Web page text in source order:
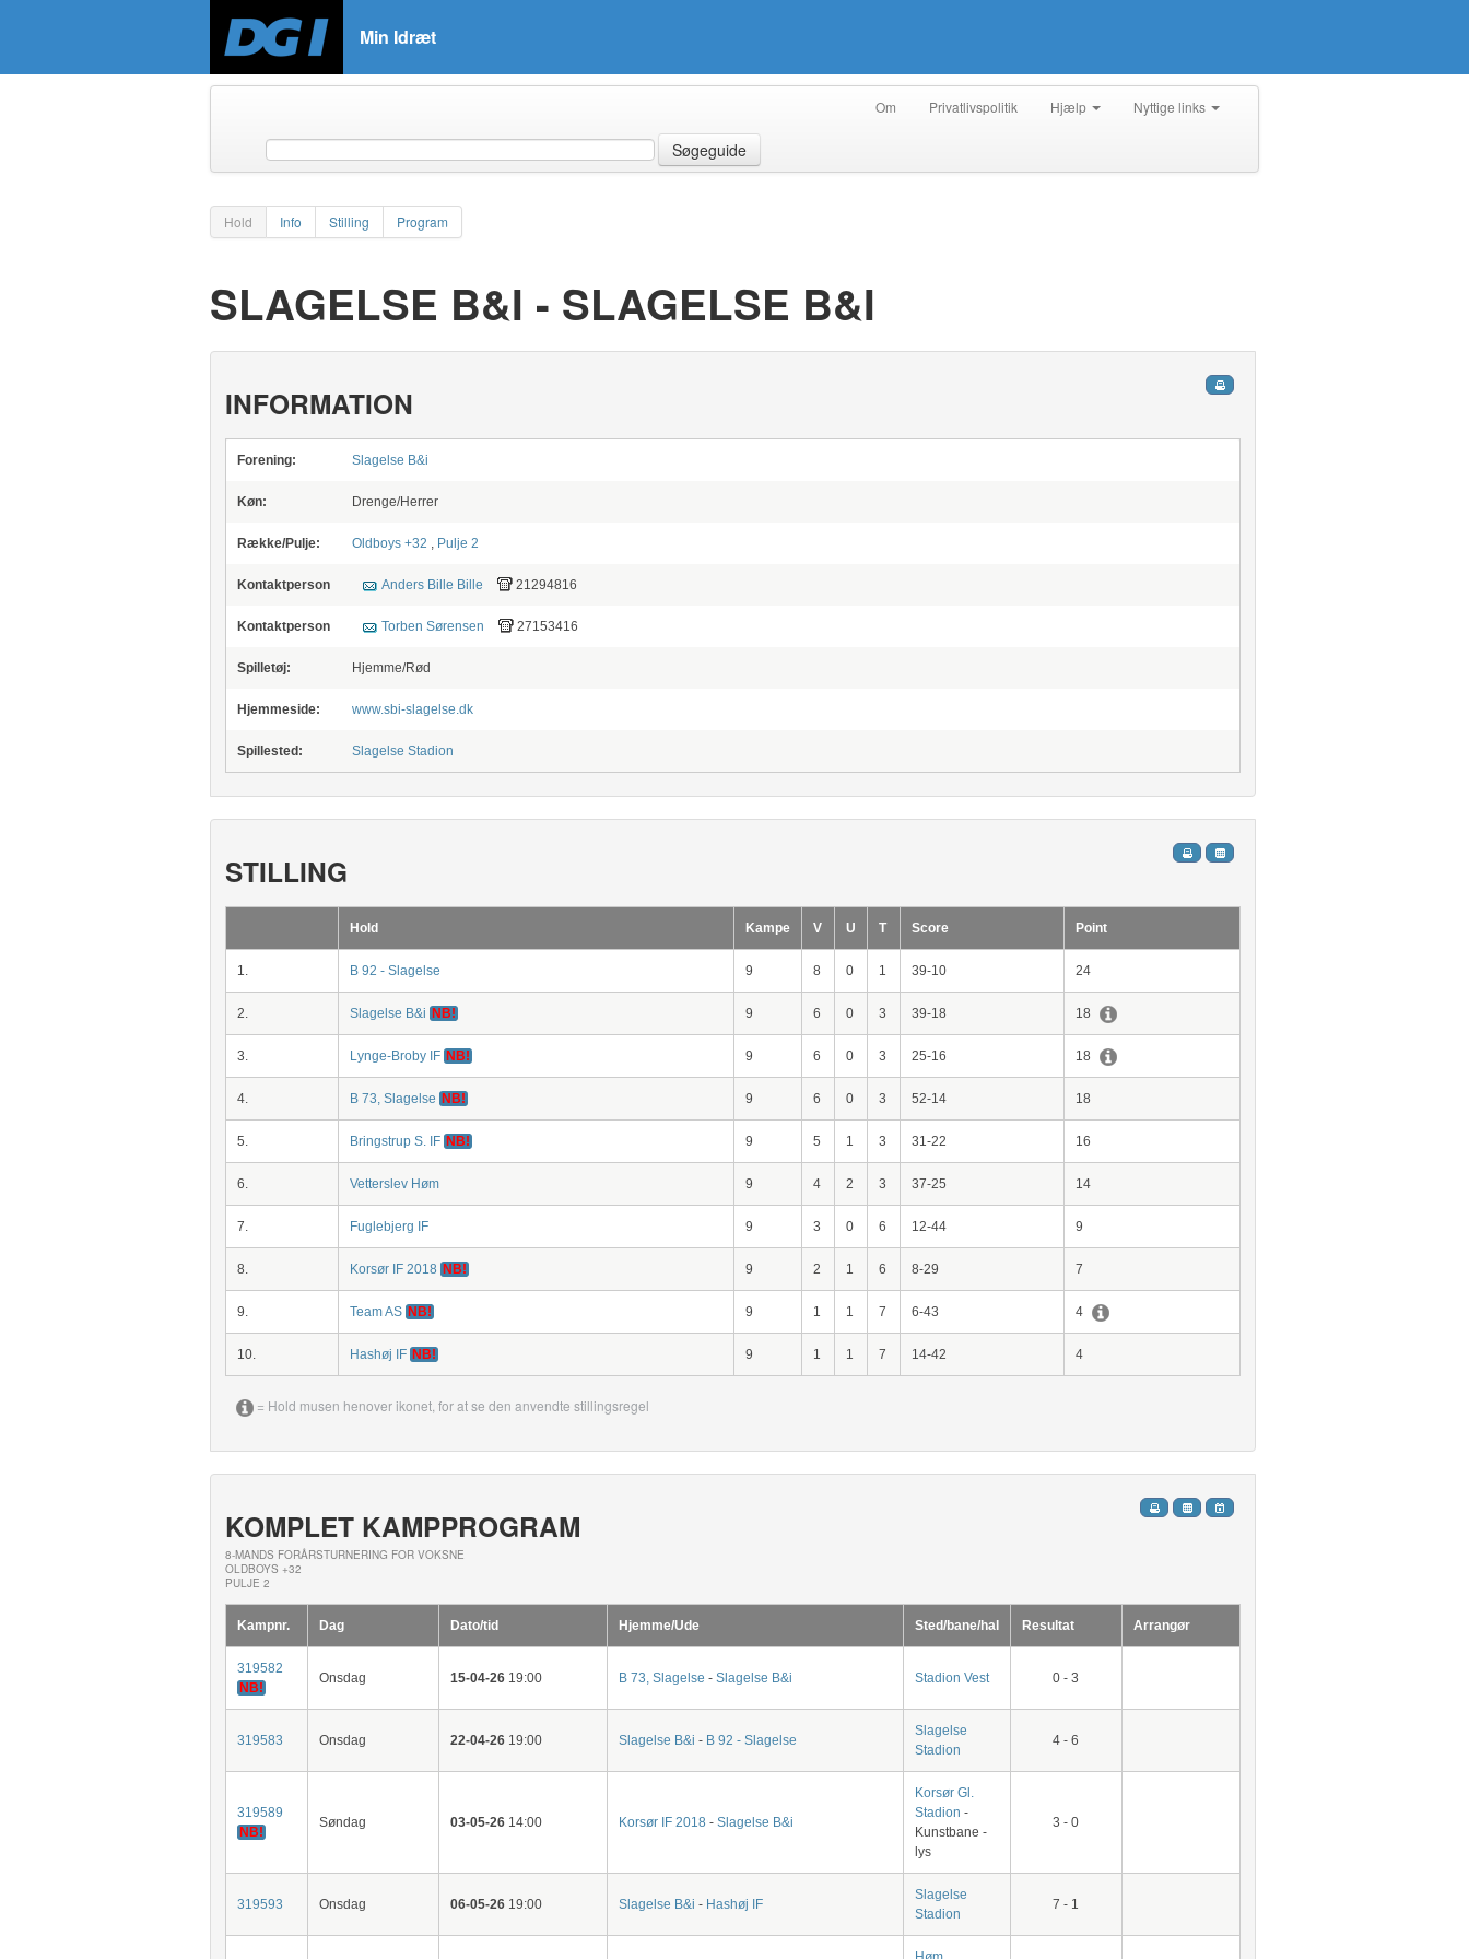
Min Idræt
Om Privatlivspolitik Hjælp Nyttige links
Søgeguide
Hold Info Stilling Program
SLAGELSE B&I - SLAGELSE B&I
INFORMATION
Forening: Slagelse B&i
Køn: Drenge/Herrer
Række/Pulje: Oldboys +32 , Pulje 2
Kontaktperson Anders Bille Bille 21294816
Kontaktperson Torben Sørensen 27153416
Spilletøj: Hjemme/Rød
Hjemmeside: www.sbi-slagelse.dk
Spillested: Slagelse Stadion
STILLING
Hold Kampe V U T Score Point
1. B 92 - Slagelse 9 8 0 1 39-10 24
2. Slagelse B&i NB! 9 6 0 3 39-18 18
3. Lynge-Broby IF NB! 9 6 0 3 25-16 18
4. B 73, Slagelse NB! 9 6 0 3 52-14 18
5. Bringstrup S. IF NB! 9 5 1 3 31-22 16
6. Vetterslev Høm 9 4 2 3 37-25 14
7. Fuglebjerg IF 9 3 0 6 12-44 9
8. Korsør IF 2018 NB! 9 2 1 6 8-29 7
9. Team AS NB! 9 1 1 7 6-43 4
10. Hashøj IF NB! 9 1 1 7 14-42 4
= Hold musen henover ikonet, for at se den anvendte stillingsregel
KOMPLET KAMPPROGRAM
8-MANDS FORÅRSTURNERING FOR VOKSNE
OLDBOYS +32
PULJE 2
Kampnr. Dag Dato/tid Hjemme/Ude Sted/bane/hal Resultat Arrangør
319582
NB!
Onsdag 15-04-2619:00 B 73, Slagelse - Slagelse B&i Stadion Vest 0 - 3
319583 Onsdag 22-04-2619:00 Slagelse B&i - B 92 - Slagelse
Slagelse
Stadion
4 - 6
319589
NB!
Søndag 03-05-2614:00 Korsør IF 2018 - Slagelse B&i
Korsør Gl.
Stadion -
Kunstbane -
lys
3 - 0
319593 Onsdag 06-05-2619:00 Slagelse B&i - Hashøj IF
Slagelse
Stadion
7 - 1